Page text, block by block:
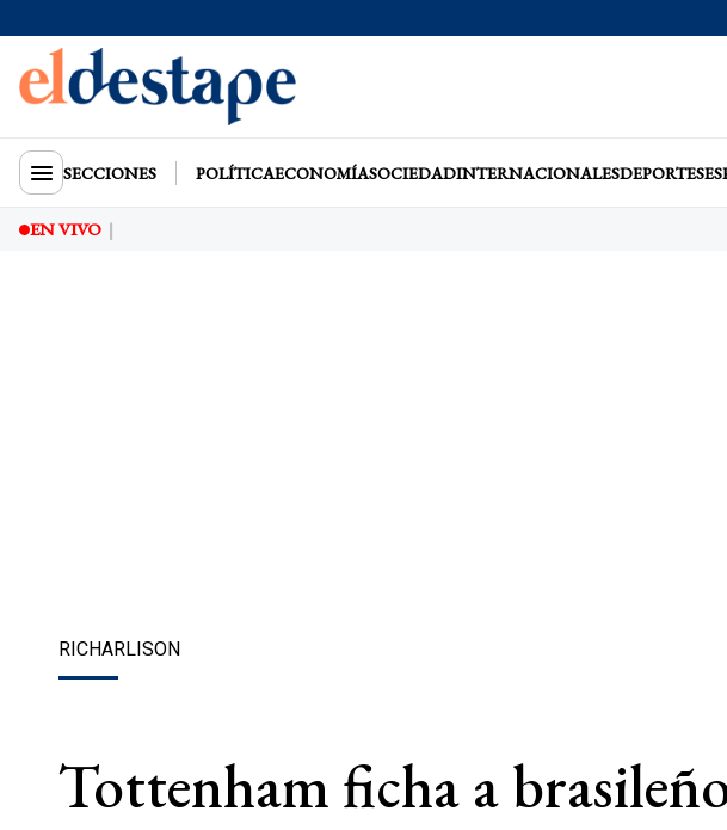
SECCIONES POLÍTICAECONOMÍASOCIEDADINTERNACIONALESDEPORTES
EN VIVO
RICHARLISON
Tottenham ficha a